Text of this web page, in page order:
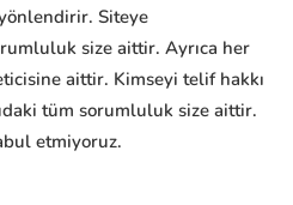
Siteye
size aittir. Ayrıca her
aittir. Kimseyi telif hakkı
tüm sorumluluk size aittir.
etmiyoruz.